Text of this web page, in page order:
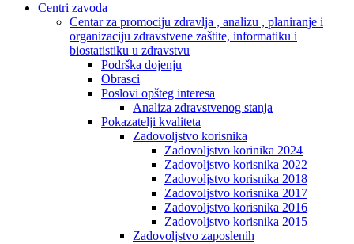
Centri zavoda
Centar za promociju zdravlja , analizu , planiranje i
organizaciju zdravstvene zaštite, informatiku i
biostatistiku u zdravstvu
Podrška dojenju
Obrasci
Poslovi opšteg interesa
Analiza zdravstvenog stanja
Pokazatelji kvaliteta
Zadovoljstvo korisnika
Zadovoljstvo korinika 2024
Zadovoljstvo korisnika 2022
Zadovoljstvo korisnika 2018
Zadovoljstvo korisnika 2017
Zadovoljstvo korisnika 2016
Zadovoljstvo korisnika 2015
Zadovoljstvo zaposlenih